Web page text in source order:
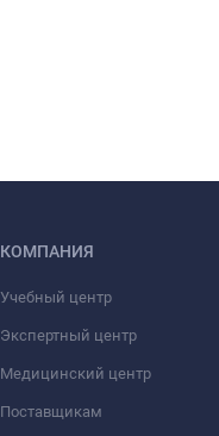
КОМПАНИЯ
Учебный центр
Экспертный центр
Медицинский центр
Поставщикам